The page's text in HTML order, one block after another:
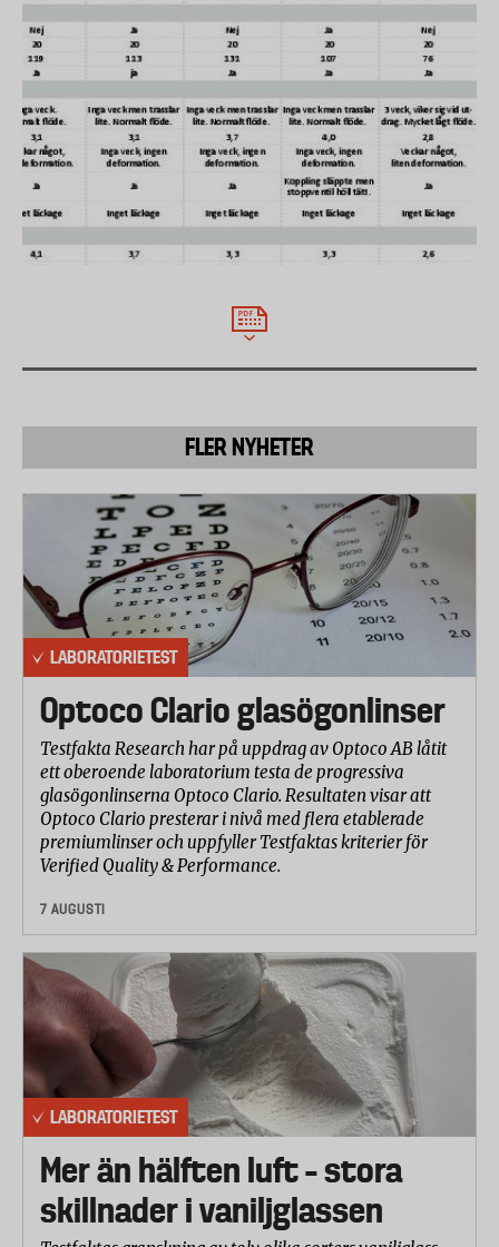
Munstycket monterades på slangen och vattnet
sattes på. Därefter släpptes munstycket från 1,5
meter mot betonggolv och laboratoriet noterade
om det blev några skador eller om munstycket
släppte från slangen.
Läckagetest koppling mot vägg
Slangen kopplades till en kran med leverantörens
egen koppling med stoppventil. Vattnet sattes på
och trycket ökades till halva sprängtrycket.
FLER NYHETER
LABORATORIETEST
Optoco Clario glasögonlinser
Testfakta Research har på uppdrag av Optoco AB låtit
ett oberoende laboratorium testa de progressiva
glasögonlinserna Optoco Clario. Resultaten visar att
Optoco Clario presterar i nivå med flera etablerade
premiumlinser och uppfyller Testfaktas kriterier för
Verified Quality & Performance.
7 AUGUSTI
LABORATORIETEST
Mer än hälften luft – stora
skillnader i vaniljglassen